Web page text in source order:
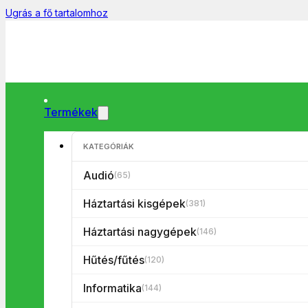
Ugrás a fő tartalomhoz
Termékek
KATEGÓRIÁK
Audió(65)
Háztartási kisgépek(381)
Háztartási nagygépek(146)
Hűtés/fűtés(120)
Informatika(144)